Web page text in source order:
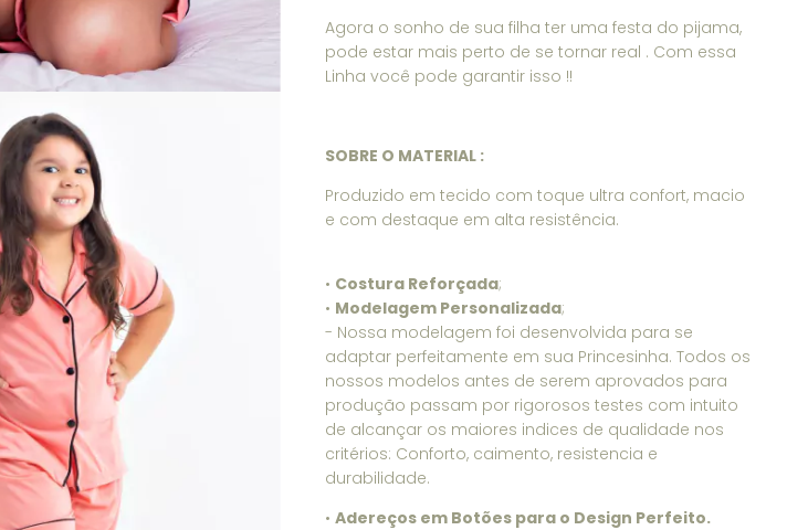
Agora o sonho de sua filha ter uma festa do pijama,
pode estar mais perto de se tornar real . Com essa
Linha você pode garantir isso !!
SOBRE O MATERIAL :
Produzido em tecido com toque ultra confort, macio
e com destaque em alta resistência.
• Costura Reforçada;
• Modelagem Personalizada;
- Nossa modelagem foi desenvolvida para se
adaptar perfeitamente em sua Princesinha. Todos os
nossos modelos antes de serem aprovados para
produção passam por rigorosos testes com intuito
de alcançar os maiores indices de qualidade nos
critérios: Conforto, caimento, resistencia e
durabilidade.
• Adereços em Botões para o Design Perfeito.